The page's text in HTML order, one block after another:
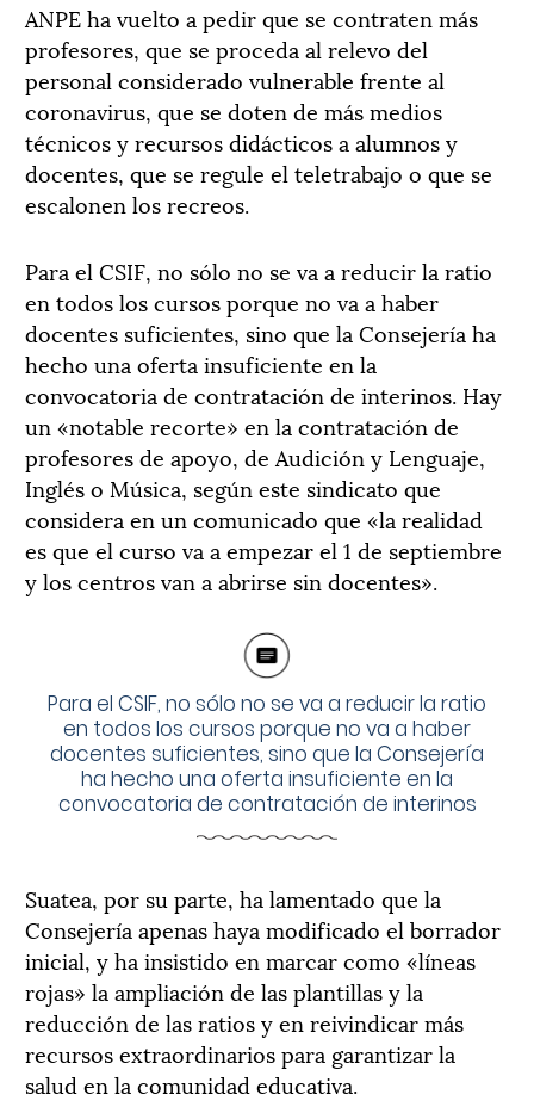
ANPE ha vuelto a pedir que se contraten más
profesores, que se proceda al relevo del
personal considerado vulnerable frente al
coronavirus, que se doten de más medios
técnicos y recursos didácticos a alumnos y
docentes, que se regule el teletrabajo o que se
escalonen los recreos.
Para el CSIF, no sólo no se va a reducir la ratio
en todos los cursos porque no va a haber
docentes suficientes, sino que la Consejería ha
hecho una oferta insuficiente en la
convocatoria de contratación de interinos. Hay
un «notable recorte» en la contratación de
profesores de apoyo, de Audición y Lenguaje,
Inglés o Música, según este sindicato que
considera en un comunicado que «la realidad
es que el curso va a empezar el 1 de septiembre
y los centros van a abrirse sin docentes».
Para el CSIF, no sólo no se va a reducir la ratio
en todos los cursos porque no va a haber
docentes suficientes, sino que la Consejería
ha hecho una oferta insuficiente en la
convocatoria de contratación de interinos
Suatea, por su parte, ha lamentado que la
Consejería apenas haya modificado el borrador
inicial, y ha insistido en marcar como «líneas
rojas» la ampliación de las plantillas y la
reducción de las ratios y en reivindicar más
recursos extraordinarios para garantizar la
salud en la comunidad educativa.